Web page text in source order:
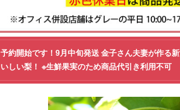
予約開始です！9月中旬発送 金子さん夫妻が作る
いしい梨！ ※生鮮果実のため商品代引き利用不可